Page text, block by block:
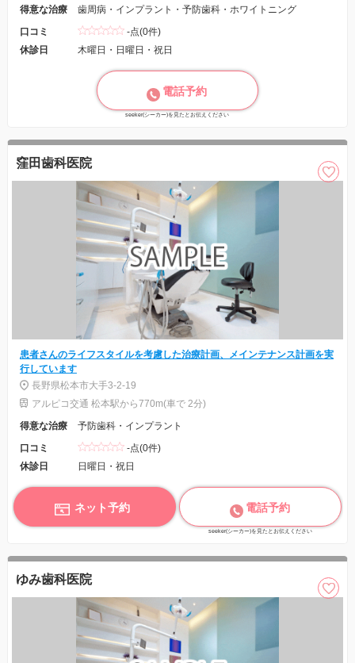
得意な治療
歯周病・インプラント・予防歯科・ホワイトニング
口コミ
-点(0件)
休診日
木曜日・日曜日・祝日
電話予約
seeker(シーカー)を見たとお伝えください
窪田歯科医院
患者さんのライフスタイルを考慮した治療計画、メインテナンス計画を実
行しています
長野県松本市大手3-2-19
アルピコ交通 松本駅から770m(車で 2分)
得意な治療
予防歯科・インプラント
口コミ
-点(0件)
休診日
日曜日・祝日
ネット予約 電話予約
seeker(シーカー)を見たとお伝えください
ゆみ歯科医院